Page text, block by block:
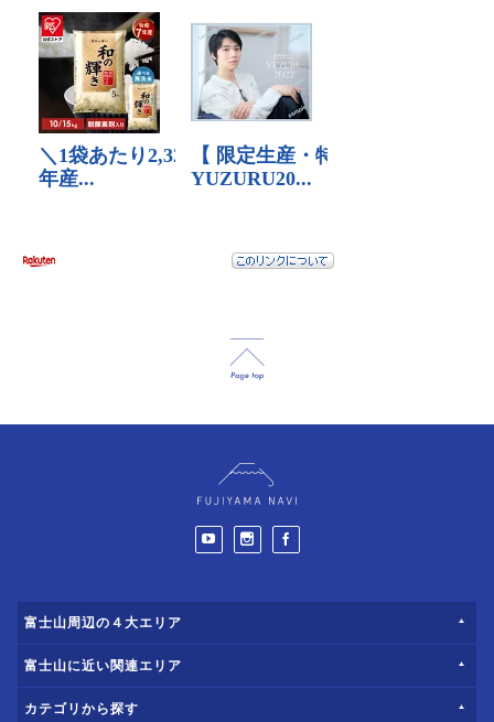
富士山周辺の４大エリア
富士山に近い関連エリア
カテゴリから探す